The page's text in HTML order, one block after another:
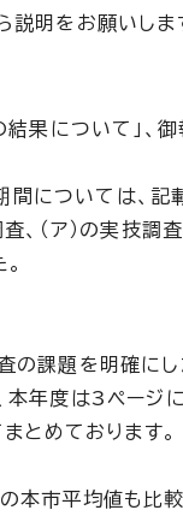
明をお願いしま
果について」、御
間については、記
（ア）の実技調
の課題を明確に
本年度は3ページ
とめております。
本市平均値も比